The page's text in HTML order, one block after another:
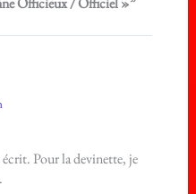
Pour la devinette, je